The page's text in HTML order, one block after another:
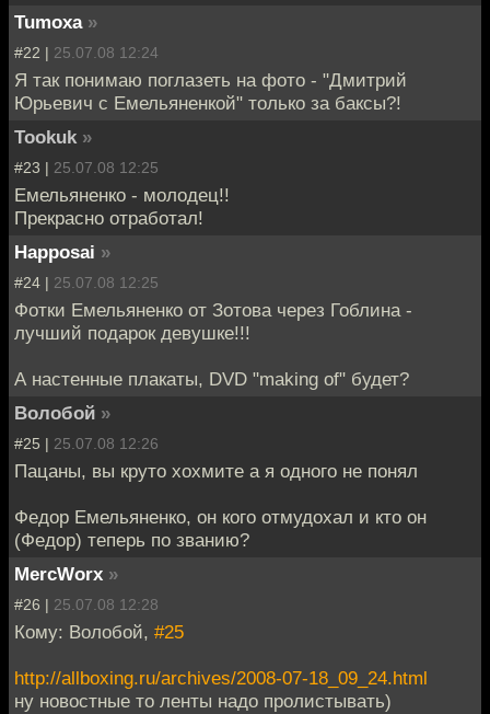
Tumoxa »
#22 | 25.07.08 12:24
Я так понимаю поглазеть на фото - "Дмитрий
Юрьевич с Емельяненкой" только за баксы?!
Tookuk »
#23 | 25.07.08 12:25
Емельяненко - молодец!!
Прекрасно отработал!
Happosai »
#24 | 25.07.08 12:25
Фотки Емельяненко от Зотова через Гоблина -
лучший подарок девушке!!!
А настенные плакаты, DVD "making of" будет?
Волобой »
#25 | 25.07.08 12:26
Пацаны, вы круто хохмите а я одного не понял
Федор Емельяненко, он кого отмудохал и кто он
(Федор) теперь по званию?
MercWorx »
#26 | 25.07.08 12:28
Кому: Волобой, #25
http://allboxing.ru/archives/2008-07-18_09_24.html
ну новостные то ленты надо пролистывать)